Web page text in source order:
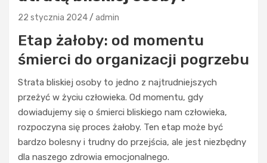
22 stycznia 2024 admin
Etap żałoby: od momentu
śmierci do organizacji pogrzebu
Strata bliskiej osoby to jedno z najtrudniejszych
przeżyć w życiu człowieka. Od momentu, gdy
dowiadujemy się o śmierci bliskiego nam człowieka,
rozpoczyna się proces żałoby. Ten etap może być
bardzo bolesny i trudny do przejścia, ale jest niezbędny
dla naszego zdrowia emocjonalnego.